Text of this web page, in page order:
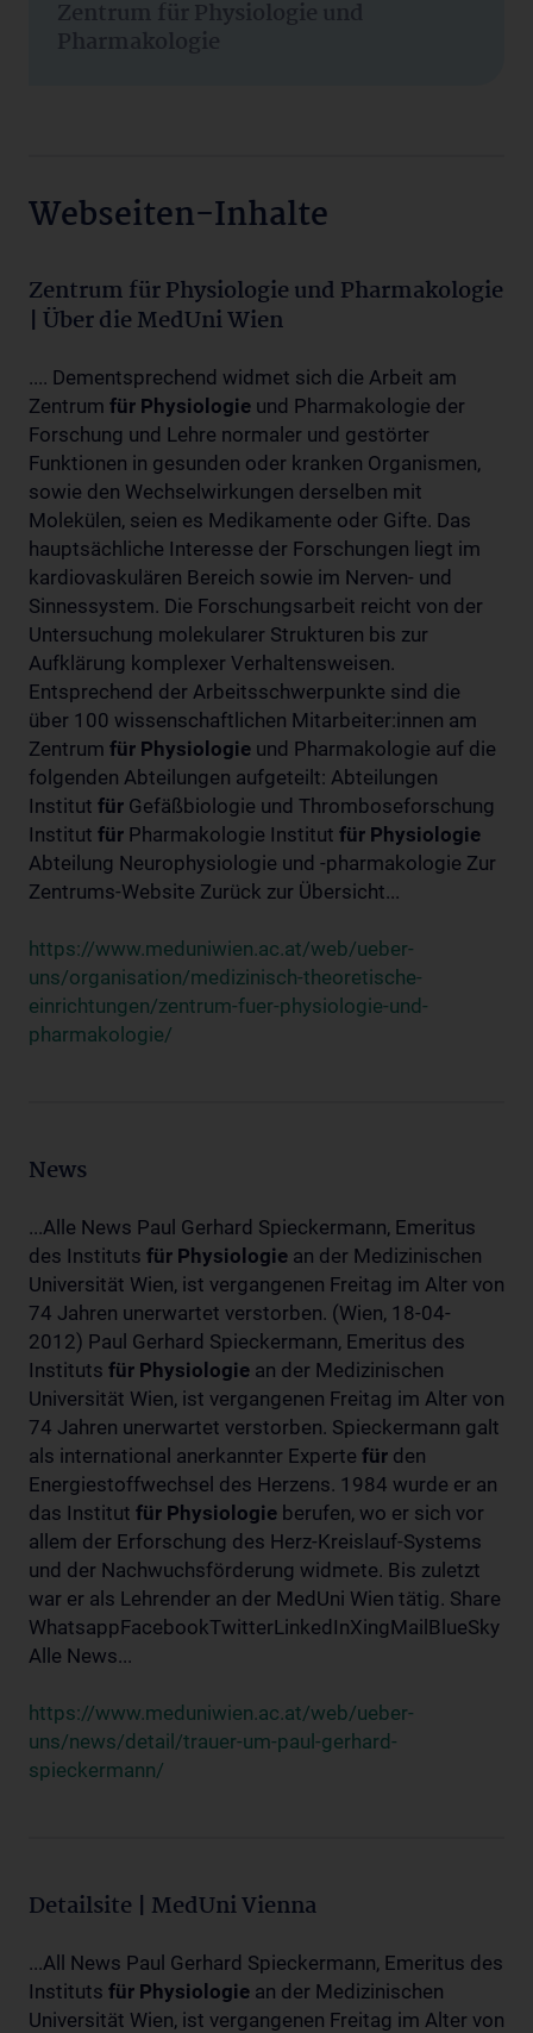
Zentrum für Physiologie und
Pharmakologie
Webseiten-Inhalte
Zentrum für Physiologie und Pharmakologie
| Über die MedUni Wien
.... Dementsprechend widmet sich die Arbeit am
Zentrum für Physiologie und Pharmakologie der
Forschung und Lehre normaler und gestörter
Funktionen in gesunden oder kranken Organismen,
sowie den Wechselwirkungen derselben mit
Molekülen, seien es Medikamente oder Gifte. Das
hauptsächliche Interesse der Forschungen liegt im
kardiovaskulären Bereich sowie im Nerven- und
Sinnessystem. Die Forschungsarbeit reicht von der
Untersuchung molekularer Strukturen bis zur
Aufklärung komplexer Verhaltensweisen.
Entsprechend der Arbeitsschwerpunkte sind die
über 100 wissenschaftlichen Mitarbeiter:innen am
Zentrum für Physiologie und Pharmakologie auf die
folgenden Abteilungen aufgeteilt: Abteilungen
Institut für Gefäßbiologie und Thromboseforschung
Institut für Pharmakologie Institut für Physiologie
Abteilung Neurophysiologie und -pharmakologie Zur
Zentrums-Website Zurück zur Übersicht...
https://www.meduniwien.ac.at/web/ueber-
uns/organisation/medizinisch-theoretische-
einrichtungen/zentrum-fuer-physiologie-und-
pharmakologie/
News
...Alle News Paul Gerhard Spieckermann, Emeritus
des Instituts für Physiologie an der Medizinischen
Universität Wien, ist vergangenen Freitag im Alter von
74 Jahren unerwartet verstorben. (Wien, 18-04-
2012) Paul Gerhard Spieckermann, Emeritus des
Instituts für Physiologie an der Medizinischen
Universität Wien, ist vergangenen Freitag im Alter von
74 Jahren unerwartet verstorben. Spieckermann galt
als international anerkannter Experte für den
Energiestoffwechsel des Herzens. 1984 wurde er an
das Institut für Physiologie berufen, wo er sich vor
allem der Erforschung des Herz-Kreislauf-Systems
und der Nachwuchsförderung widmete. Bis zuletzt
war er als Lehrender an der MedUni Wien tätig. Share
WhatsappFacebookTwitterLinkedInXingMailBlueSky
Alle News...
https://www.meduniwien.ac.at/web/ueber-
uns/news/detail/trauer-um-paul-gerhard-
spieckermann/
Detailsite | MedUni Vienna
...All News Paul Gerhard Spieckermann, Emeritus des
Instituts für Physiologie an der Medizinischen
Universität Wien, ist vergangenen Freitag im Alter von